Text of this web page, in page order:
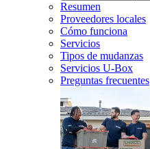
Resumen
Proveedores locales
Cómo funciona
Servicios
Tipos de mudanzas
Servicios U-Box
Preguntas frecuentes